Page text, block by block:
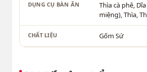
DỤNG CỤ BÀN ĂN
Thìa cà phê,
miệng), Thìa,
CHẤT LIỆU Gốm Sứ